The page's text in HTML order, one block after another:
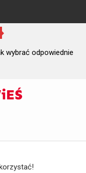
wybrać odpowiednie